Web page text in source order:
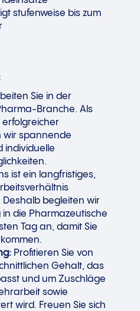
stufenweise bis zum
Sie in der
Branche. Als
wir spannende
individuelle
ist ein langfristiges,
Deshalb begleiten wir
in die Pharmazeutische
Tag an, damit Sie
Profitieren Sie von
Gehalt, das
und um Zuschläge
sowie
wird. Freuen Sie sich